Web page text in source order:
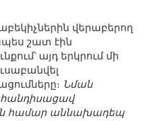
վերաբերող
շատ էին
այդ երկրում մի
Նման
հանդիսացավ
համար աննախադեպ